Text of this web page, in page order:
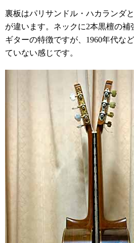
裏板はパリサンドル・ハカランダ
が違います。ネックに2本黒檀の補
ギターの特徴ですが、1960年代な
ていない感じです。